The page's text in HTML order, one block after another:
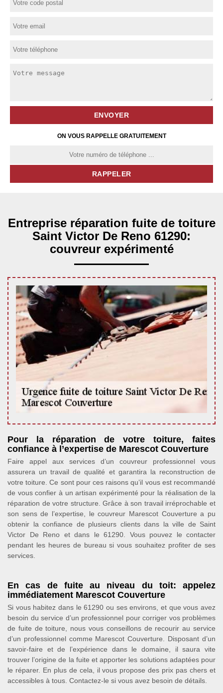
ON VOUS RAPPELLE GRATUITEMENT
Entreprise réparation fuite de toiture
Saint Victor De Reno 61290:
couvreur expérimenté
Pour la réparation de votre toiture, faites
confiance à l’expertise de Marescot Couverture
Faire appel aux services d’un couvreur professionnel vous
assurera un travail de qualité et garantira la reconstruction de
votre toiture. Ce sont pour ces raisons qu’il vous est recommandé
de vous confier à un artisan expérimenté pour la réalisation de la
réparation de votre structure. Grâce à son travail irréprochable et
son sens de l’expertise, le couvreur Marescot Couverture a pu
obtenir la confiance de plusieurs clients dans la ville de Saint
Victor De Reno et dans le 61290. Vous pouvez le contacter
pendant les heures de bureau si vous souhaitez profiter de ses
services.
En cas de fuite au niveau du toit: appelez
immédiatement Marescot Couverture
Si vous habitez dans le 61290 ou ses environs, et que vous avez
besoin du service d’un professionnel pour corriger vos problèmes
de fuite de toiture, nous vous conseillons de recourir au service
d’un professionnel comme Marescot Couverture. Disposant d’un
savoir-faire et de l’expérience dans le domaine, il saura vite
trouver l’origine de la fuite et apporter les solutions adaptées pour
le réparer. En plus de cela, il vous propose des prix pas chers et
accessibles à tous. Contactez-le si vous avez besoin de détails.